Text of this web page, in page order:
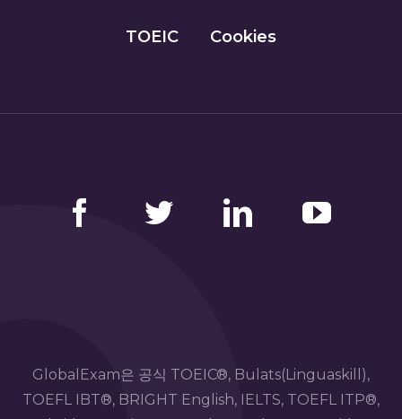
TOEIC Cookies
GlobalExam은 공식 TOEIC®, Bulats(Linguaskill),
TOEFL IBT®, BRIGHT English, IELTS, TOEFL ITP®,